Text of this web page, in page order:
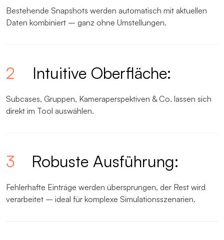
Bestehende Snapshots werden automatisch mit aktuellen
Daten kombiniert – ganz ohne Umstellungen.
2 Intuitive Oberfläche:
Subcases, Gruppen, Kameraperspektiven & Co. lassen sich
direkt im Tool auswählen.
3 Robuste Ausführung:
Fehlerhafte Einträge werden übersprungen, der Rest wird
verarbeitet – ideal für komplexe Simulationsszenarien.